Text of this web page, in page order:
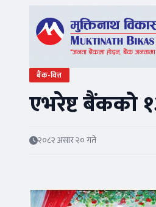
बैंक-वित्त
एभरेष्ट बैंकको
२०८२ असार २० गते